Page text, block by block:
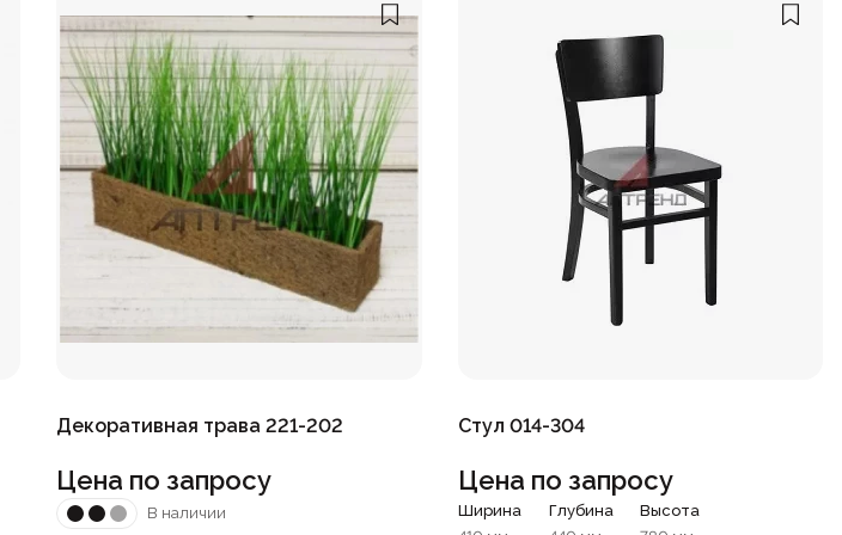
Декоративная трава 221-202
Цена по запросу
В наличии
Стул 014-304
Цена по запросу
Ширина
Глубина
Высота